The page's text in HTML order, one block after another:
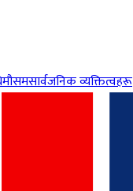
मौसमसार्वजनिक व्यक्तित्वहरू